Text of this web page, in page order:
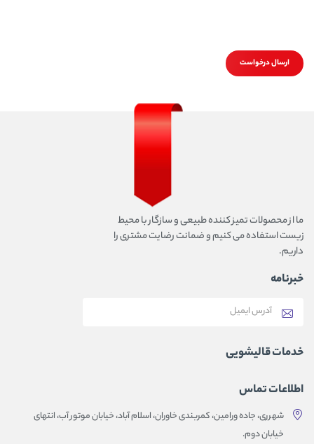
ارسال درخواست
ما از محصولات تمیز کننده طبیعی و سازگار با محیط
زیست استفاده می کنیم و ضمانت رضایت مشتری را
داریم.
خبرنامه
خدمات قالیشویی
اطلاعات تماس
شهرری، جاده ورامین، کمربندی خاوران، اسلام آباد، خیابان موتور آب، انتهای
خیابان دوم.